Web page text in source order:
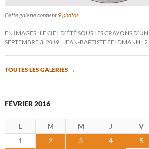
Cette galerie contient 9 photos.
EN IMAGES : LE CIEL D’ÉTÉ SOUS LES CRAYONS
SEPTEMBRE 3, 2019 JEAN-BAPTISTE FELDMANN 2
TOUTES LES GALERIES →
FÉVRIER 2016
L M M J V
1
2 3 4 5